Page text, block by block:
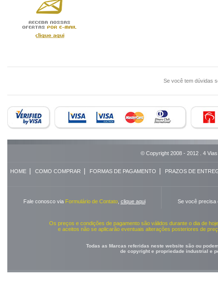
Se você tem dúvidas
© Copyright 2008 - 2012 . 4
HOME| COMO COMPRAR | FORMAS DE PAGAMENTO | PRAZOS DE
Fale conosco via Formulário de Contato, clique aqui Se você precisa
Os preços e condições de pagamento são válidos durante o dia de
e aceitos não se aplicarão eventuais alterações posteriores de
Todas as Marcas referidas neste website são ou
de copyright e propriedade industrial e